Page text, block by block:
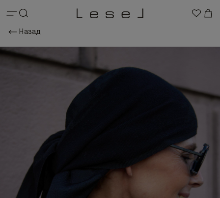
Назад